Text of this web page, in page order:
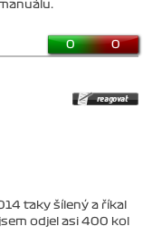
0 0
taky šílený a říkal
odjel asi 400 kol